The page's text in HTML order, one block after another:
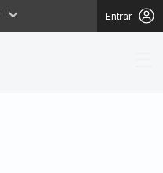
Entrar
em